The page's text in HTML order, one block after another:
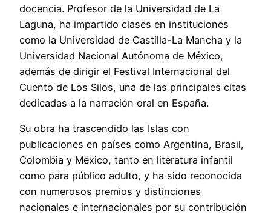
docencia. Profesor de la Universidad de La
Laguna, ha impartido clases en instituciones
como la Universidad de Castilla-La Mancha y la
Universidad Nacional Autónoma de México,
además de dirigir el Festival Internacional del
Cuento de Los Silos, una de las principales citas
dedicadas a la narración oral en España.
Su obra ha trascendido las Islas con
publicaciones en países como Argentina, Brasil,
Colombia y México, tanto en literatura infantil
como para público adulto, y ha sido reconocida
con numerosos premios y distinciones
nacionales e internacionales por su contribución